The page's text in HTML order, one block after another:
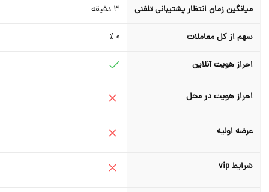
میانگین زمان انتظار پشتیبانی تلفنی دقیقه
سهم از کل معاملات
احراز هویت آنلاین
احراز هویت در محل
عرضه اولیه
شرایط vip